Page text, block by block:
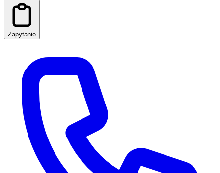
Zapytanie